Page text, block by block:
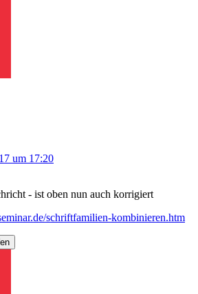
um 17:20
- ist oben nun auch korrigiert
schriftfamilien-kombinieren.htm